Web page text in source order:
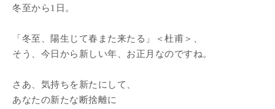
冬至から1日。
「冬至、陽生じて春また来たる」＜杜甫＞、
そう、今日から新しい年、お正月なのですね。
さあ、気持ちを新たにして、
あなたの新たな断捨離に